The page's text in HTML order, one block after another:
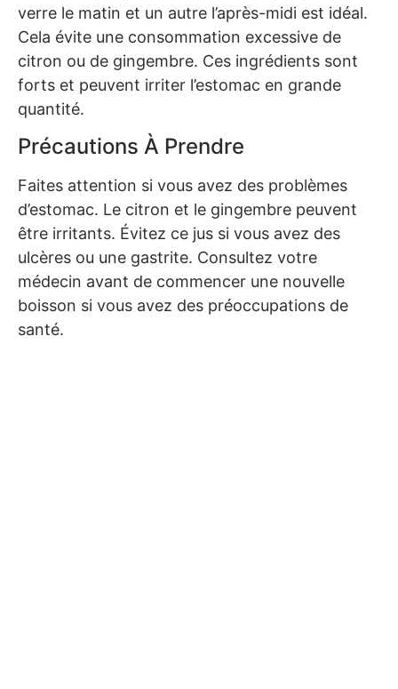
verre le matin et un autre l’après-midi est idéal.
Cela évite une consommation excessive de
citron ou de gingembre. Ces ingrédients sont
forts et peuvent irriter l’estomac en grande
quantité.
Précautions À Prendre
Faites attention si vous avez des problèmes
d’estomac. Le citron et le gingembre peuvent
être irritants. Évitez ce jus si vous avez des
ulcères ou une gastrite. Consultez votre
médecin avant de commencer une nouvelle
boisson si vous avez des préoccupations de
santé.